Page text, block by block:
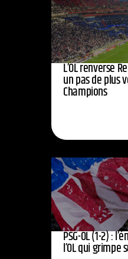
L’OL renverse
un pas de plus
Champions
PSG-OL (1-2) :
l’OL qui